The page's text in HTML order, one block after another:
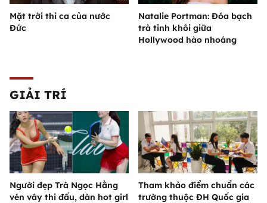
Mặt trời thi ca của nước
Đức
Natalie Portman: Đóa bạch
trà tinh khôi giữa
Hollywood hào nhoáng
GIẢI TRÍ
Người đẹp Trà Ngọc Hằng
vén váy thi đấu, dàn hot girl
Tham khảo điểm chuẩn các
trường thuộc ĐH Quốc gia